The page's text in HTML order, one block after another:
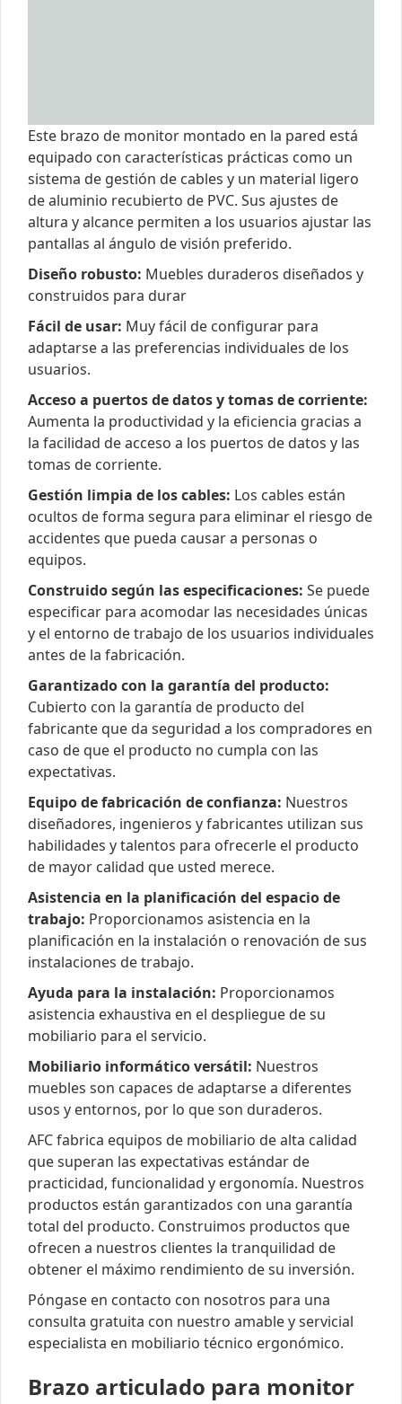
Este brazo de monitor montado en la pared está
equipado con características prácticas como un
sistema de gestión de cables y un material ligero
de aluminio recubierto de PVC. Sus ajustes de
altura y alcance permiten a los usuarios ajustar las
pantallas al ángulo de visión preferido.
Diseño robusto: Muebles duraderos diseñados y
construidos para durar
Fácil de usar: Muy fácil de configurar para
adaptarse a las preferencias individuales de los
usuarios.
Acceso a puertos de datos y tomas de corriente:
Aumenta la productividad y la eficiencia gracias a
la facilidad de acceso a los puertos de datos y las
tomas de corriente.
Gestión limpia de los cables: Los cables están
ocultos de forma segura para eliminar el riesgo de
accidentes que pueda causar a personas o
equipos.
Construido según las especificaciones: Se puede
especificar para acomodar las necesidades únicas
y el entorno de trabajo de los usuarios individuales
antes de la fabricación.
Garantizado con la garantía del producto:
Cubierto con la garantía de producto del
fabricante que da seguridad a los compradores en
caso de que el producto no cumpla con las
expectativas.
Equipo de fabricación de confianza: Nuestros
diseñadores, ingenieros y fabricantes utilizan sus
habilidades y talentos para ofrecerle el producto
de mayor calidad que usted merece.
Asistencia en la planificación del espacio de
trabajo: Proporcionamos asistencia en la
planificación en la instalación o renovación de sus
instalaciones de trabajo.
Ayuda para la instalación: Proporcionamos
asistencia exhaustiva en el despliegue de su
mobiliario para el servicio.
Mobiliario informático versátil: Nuestros
muebles son capaces de adaptarse a diferentes
usos y entornos, por lo que son duraderos.
AFC fabrica equipos de mobiliario de alta calidad
que superan las expectativas estándar de
practicidad, funcionalidad y ergonomía. Nuestros
productos están garantizados con una garantía
total del producto. Construimos productos que
ofrecen a nuestros clientes la tranquilidad de
obtener el máximo rendimiento de su inversión.
Póngase en contacto con nosotros para una
consulta gratuita con nuestro amable y servicial
especialista en mobiliario técnico ergonómico.
Brazo articulado para monitor